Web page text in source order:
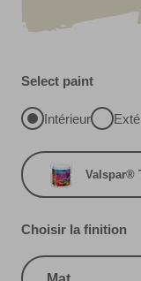
Select paint
Intérieur
Valspar®
Choisir la finition